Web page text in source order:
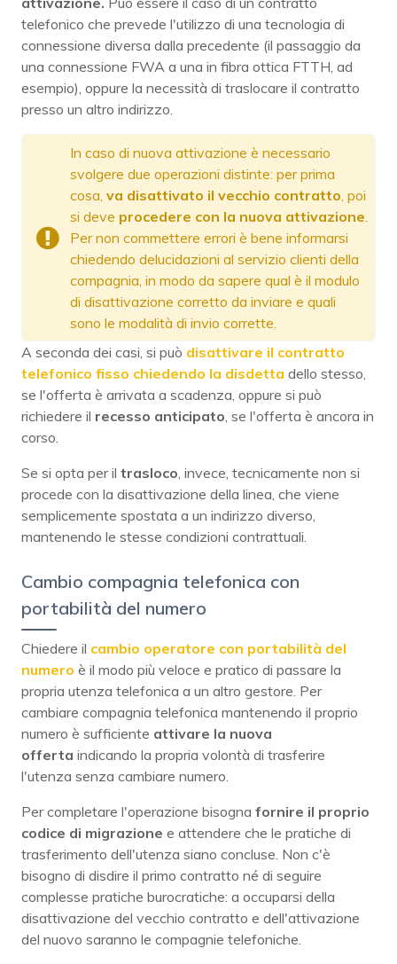
telefonico che prevede l'utilizzo di una tecnologia di
connessione diversa dalla precedente (il passaggio da
una connessione FWA a una in fibra ottica FTTH, ad
esempio), oppure la necessità di traslocare il contratto
presso un altro indirizzo.
In caso di nuova attivazione è necessario
svolgere due operazioni distinte: per prima
cosa, va disattivato il vecchio contratto, poi
si deve procedere con la nuova attivazione.
Per non commettere errori è bene informarsi
chiedendo delucidazioni al servizio clienti della
compagnia, in modo da sapere qual è il modulo
di disattivazione corretto da inviare e quali
sono le modalità di invio corrette.
A seconda dei casi, si può disattivare il contratto
telefonico fisso chiedendo la disdetta dello stesso,
se l'offerta è arrivata a scadenza, oppure si può
richiedere il recesso anticipato, se l'offerta è ancora in
corso.
Se si opta per il trasloco, invece, tecnicamente non si
procede con la disattivazione della linea, che viene
semplicemente spostata a un indirizzo diverso,
mantenendo le stesse condizioni contrattuali.
Cambio compagnia telefonica con
portabilità del numero
Chiedere il cambio operatore con portabilità del
numero è il modo più veloce e pratico di passare la
propria utenza telefonica a un altro gestore. Per
cambiare compagnia telefonica mantenendo il proprio
numero è sufficiente attivare la nuova
offerta indicando la propria volontà di trasferire
l'utenza senza cambiare numero.
Per completare l'operazione bisogna fornire il proprio
codice di migrazione e attendere che le pratiche di
trasferimento dell'utenza siano concluse. Non c'è
bisogno di disdire il primo contratto né di seguire
complesse pratiche burocratiche: a occuparsi della
disattivazione del vecchio contratto e dell'attivazione
del nuovo saranno le compagnie telefoniche.